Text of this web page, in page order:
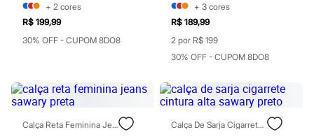
Jean Paul Gaultier
Lancôme
Mari Maria
Mascavo
Payot
Rabanne
Real Techniques
Vizzela
+ 2 cores
R$ 199,99
30% OFF - CUPOM 8DO8
+ 3 cores
R$ 189,99
2 por R$ 199
30% OFF - CUPOM 8DO8
Calça Reta Feminina Jeans Sawary Preta Calça De Sarja Cigarrete Cintura Alta Sawary Preto